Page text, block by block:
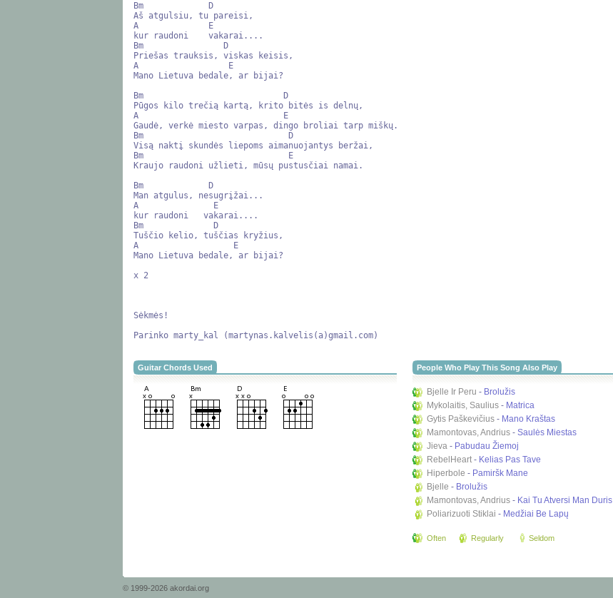
Bm             D
Aš atgulsiu, tu pareisi,
A              E
kur raudoni    vakarai....
Bm                D
Priešas trauksis, viskas keisis,
A                  E
Mano Lietuva bedale, ar bijai?
Bm                            D
Pūgos kilo trečią kartą, krito bitės is delnų,
A                             E
Gaudė, verkė miesto varpas, dingo broliai tarp miškų.
Bm                             D
Visą naktį skundės liepoms aimanuojantys beržai,
Bm                             E
Kraujo raudoni užlieti, mūsų pustusčiai namai.
Bm             D
Man atgulus, nesugrįžai...
A               E
kur raudoni   vakarai....
Bm              D
Tuščio kelio, tuščias kryžius,
A                   E
Mano Lietuva bedale, ar bijai?
x 2
Sėkmės!
Parinko marty_kal (martynas.kalvelis(a)gmail.com)
Guitar Chords Used People Who Play This Song Also Play
Bjelle Ir Peru - Brolužis
Mykolaitis, Saulius - Matrica
Gytis Paškevičius - Mano Kraštas
Mamontovas, Andrius -Saulės Miestas
Jieva - Pabudau Žiemoj
RebelHeart - Kelias Pas Tave
Hiperbole - Pamiršk Mane
Bjelle - Brolužis
Mamontovas, Andrius - Kai Tu Atversi Man Duris
Poliarizuoti Stiklai - Medžiai Be Lapų
Often Regularly Seldom
© 1999-2026 akordai.org